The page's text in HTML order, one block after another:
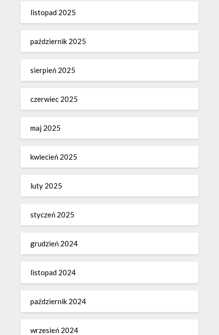
listopad 2025
październik 2025
sierpień 2025
czerwiec 2025
maj 2025
kwiecień 2025
luty 2025
styczeń 2025
grudzień 2024
listopad 2024
październik 2024
wrzesień 2024